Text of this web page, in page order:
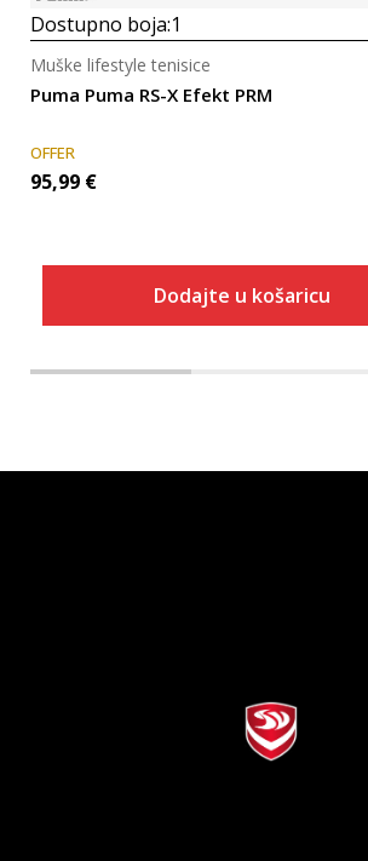
Dostupno boja:1
Puma Puma RS-X Efekt PRM
Muške lifestyle tenisice
OFFER
95,99 €
Dodajte u košaricu